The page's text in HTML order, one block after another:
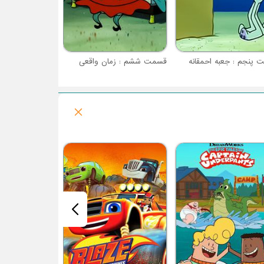
پنجم : جعبه احمقانه قسمت ششم : زمان واقعی